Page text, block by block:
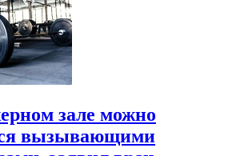
зале можно
вызывающими